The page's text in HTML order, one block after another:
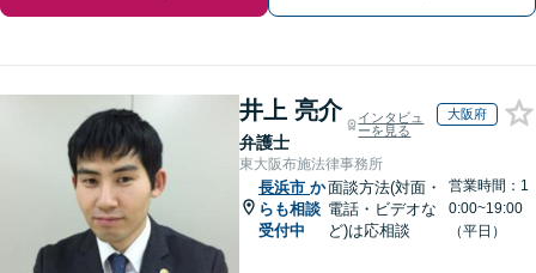
井上 亮介
弁護士
インタビュ
ーを見る
大阪府
東大阪布施法律事務所
長浜市 か
らも相談
受付中
面談方法(対面・
電話・ビデオな
ど)は応相談
営業時間：1
0:00~19:00
（平日）